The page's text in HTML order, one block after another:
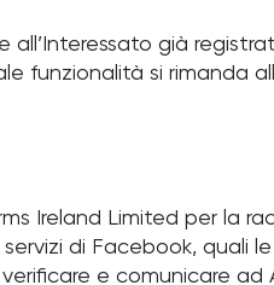
già
funzionalità si rimanda
Ireland Limited per la
di Facebook, quali
e comunicare